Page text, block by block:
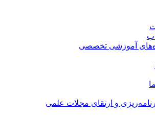
آموزشی تخصصی
و ارتقای مجلات علمی